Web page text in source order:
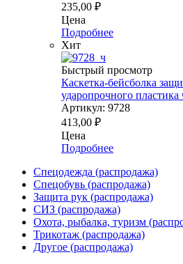
235,00 ₽
Цена
Подробнее
Хит
Быстрый просмотр
Каскетка-бейсболка
ударопрочного пластика
Артикул: 9728
413,00 ₽
Цена
Подробнее
Спецодежда (распродажа)
Спецобувь (распродажа)
Защита рук (распродажа)
СИЗ (распродажа)
Охота, рыбалка, туризм
Трикотаж (распродажа)
Другое (распродажа)